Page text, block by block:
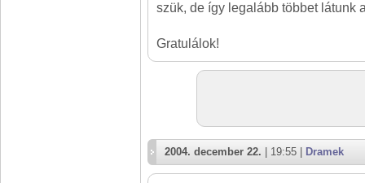
szük, de így legalább többet látunk
Gratulálok!
2004. december 22. | 19:55 | Dramek